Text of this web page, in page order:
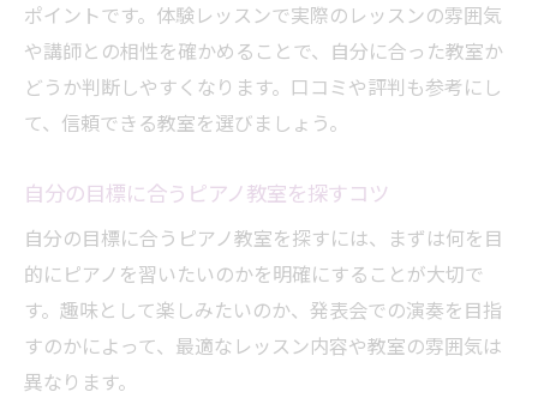
ポイントです。体験レッスンで実際のレッスンの雰囲気
や講師との相性を確かめることで、自分に合った教室か
どうか判断しやすくなります。口コミや評判も参考にし
て、信頼できる教室を選びましょう。
自分の目標に合うピアノ教室を探すコツ
自分の目標に合うピアノ教室を探すには、まずは何を目
的にピアノを習いたいのかを明確にすることが大切で
す。趣味として楽しみたいのか、発表会での演奏を目指
すのかによって、最適なレッスン内容や教室の雰囲気は
異なります。